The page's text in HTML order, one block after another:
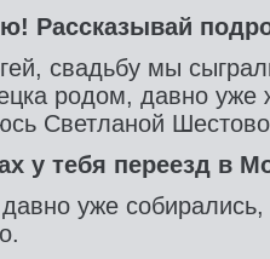
Рассказывай
свадьбу мы
родом, давно уже
Светланой
у тебя переезд в
уже собирались,